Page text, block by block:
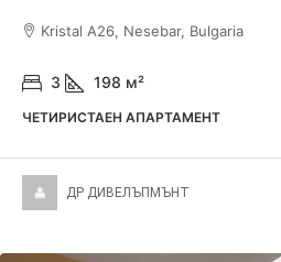
Kristal A26, Nesebar, Bulgaria
3 198 м²
ЧЕТИРИСТАЕН АПАРТАМЕНТ
ДР ДИВЕЛЪПМЪНТ